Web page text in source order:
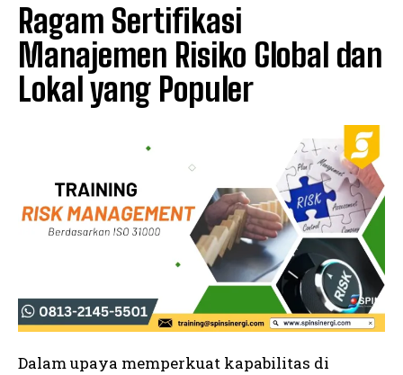
Ragam Sertifikasi
Manajemen Risiko Global dan
Lokal yang Populer
Dalam upaya memperkuat kapabilitas di